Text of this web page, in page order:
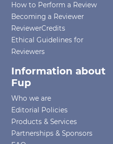
How to Perform a Review
Becoming a Reviewer
ReviewerCredits
Ethical Guidelines for
Reviewers
Information about
Fup
Who we are
Editorial Policies
Products & Services
Partnerships & Sponsors